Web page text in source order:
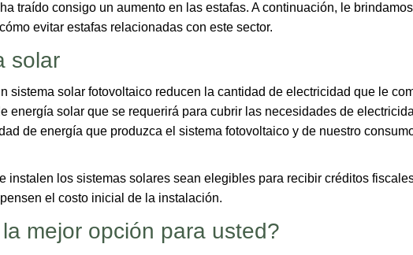
traído consigo un aumento en las estafas. A continuación, le
evitar estafas relacionadas con este sector.
so​lar
sistema solar fotovoltaico reducen la cantidad de electricidad que le
energía solar que se requerirá para cubrir las necesidades de
de energía que produzca el sistema fotovoltaico y de nuestro
instalen los sistemas solares sean elegibles para recibir créditos
el costo inicial de la instalación.
mejor o​pción para usted?